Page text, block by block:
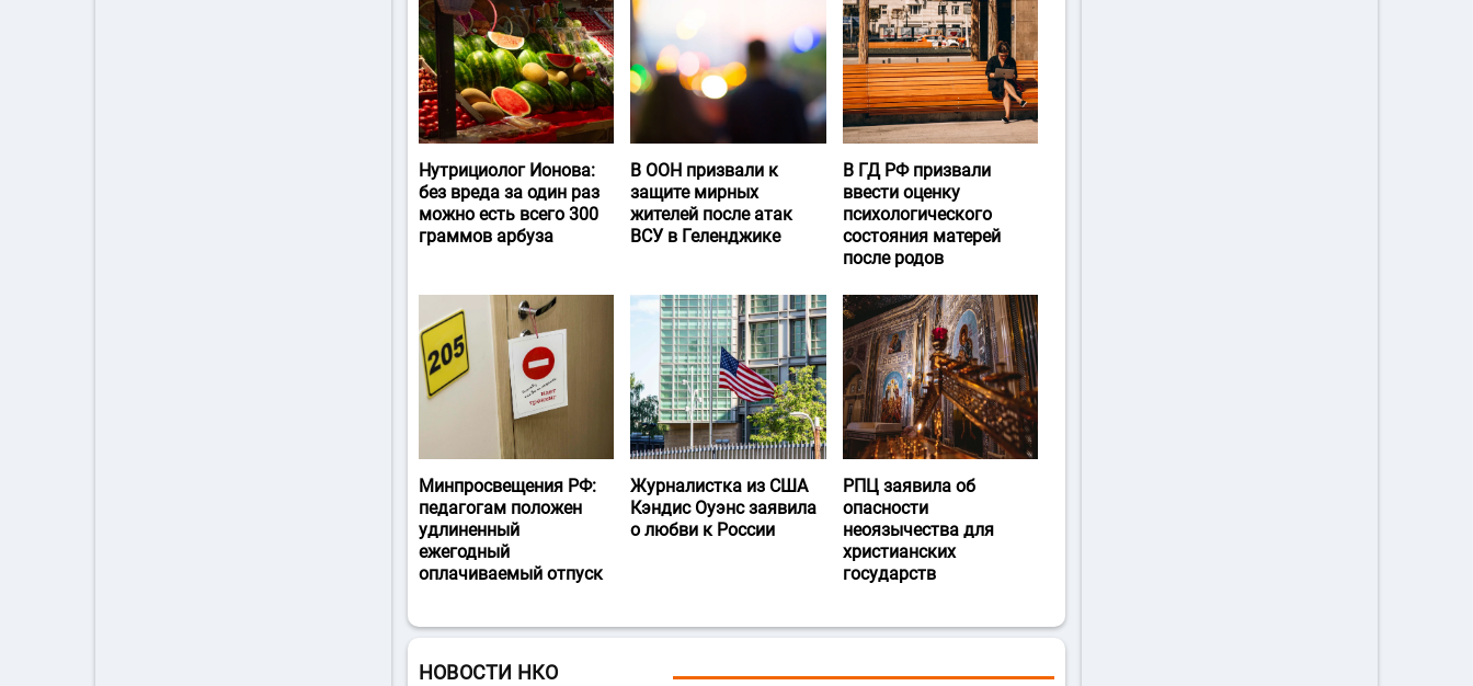
Нутрициолог Ионова:
без вреда за один раз
можно есть всего 300
граммов арбуза
В ООН призвали к
защите мирных
жителей после атак
ВСУ в Геленджике
В ГД РФ призвали
ввести оценку
психологического
состояния матерей
после родов
Минпросвещения РФ:
педагогам положен
удлиненный
ежегодный
оплачиваемый отпуск
Журналистка из США
Кэндис Оуэнс заявила
о любви к России
РПЦ заявила об
опасности
неоязычества для
христианских
государств
НОВОСТИ НКО